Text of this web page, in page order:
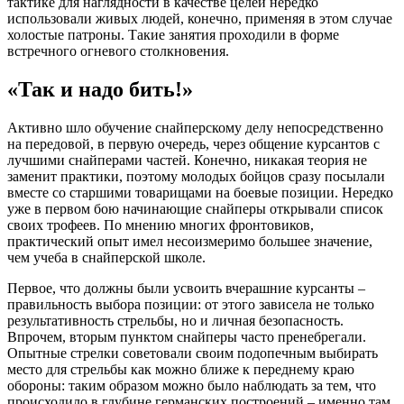
использовали живых людей, конечно, применяя в этом случае
холостые патроны. Такие занятия проходили в форме
встречного огневого столкновения.
«Так и надо бить!»
Активно шло обучение снайперскому делу непосредственно
на передовой, в первую очередь, через общение курсантов с
лучшими снайперами частей. Конечно, никакая теория не
заменит практики, поэтому молодых бойцов сразу посылали
вместе со старшими товарищами на боевые позиции. Нередко
уже в первом бою начинающие снайперы открывали список
своих трофеев. По мнению многих фронтовиков,
практический опыт имел несоизмеримо большее значение,
чем учеба в снайперской школе.
Первое, что должны были усвоить вчерашние курсанты –
правильность выбора позиции: от этого зависела не только
результативность стрельбы, но и личная безопасность.
Впрочем, вторым пунктом снайперы часто пренебрегали.
Опытные стрелки советовали своим подопечным выбирать
место для стрельбы как можно ближе к переднему краю
обороны: таким образом можно было наблюдать за тем, что